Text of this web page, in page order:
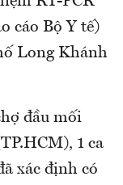
cáo Bộ Y tế)
Long Khánh
đầu mối
1 ca
xác định có